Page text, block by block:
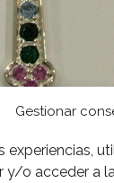
Gestionar
experiencias,
y/o acceder a